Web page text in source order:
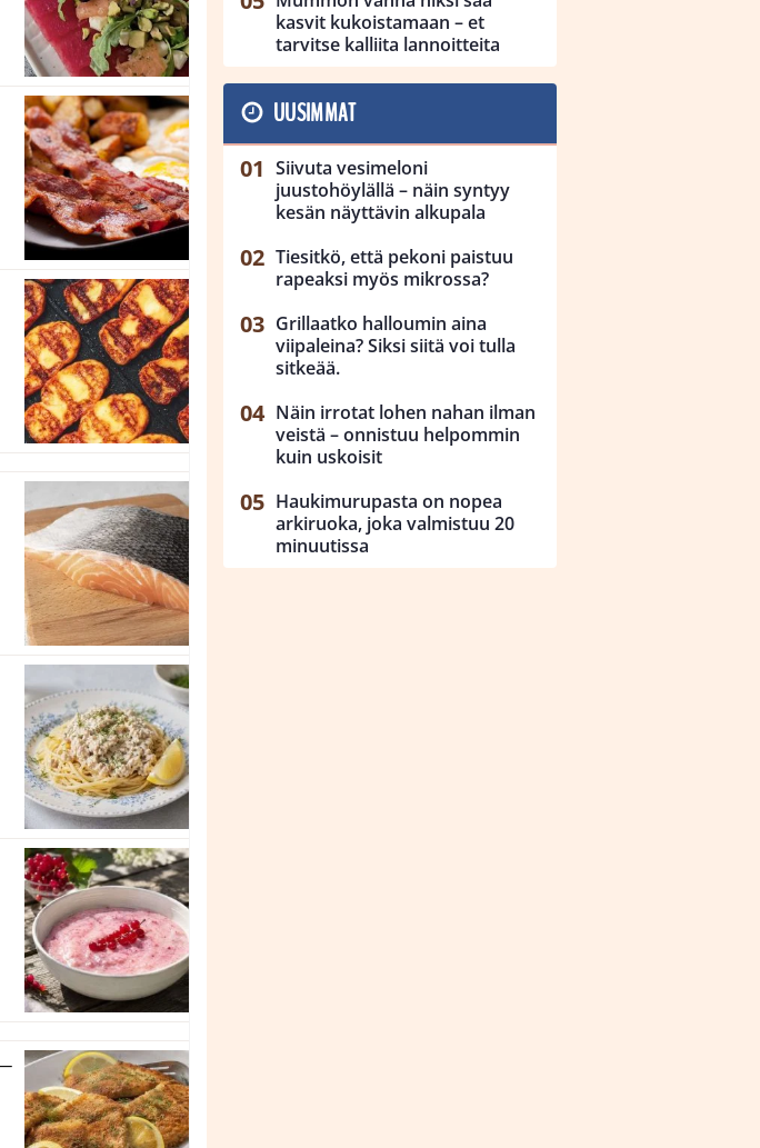
kasvit kukoistamaan – et
tarvitse kalliita lannoitteita
UUSIMMAT
Siivuta vesimeloni
juustohöylällä – näin syntyy
kesän näyttävin alkupala
Tiesitkö, että pekoni paistuu
rapeaksi myös mikrossa?
Grillaatko halloumin aina
viipaleina? Siksi siitä voi tulla
sitkeää.
Näin irrotat lohen nahan ilman
veistä – onnistuu helpommin
kuin uskoisit
Haukimurupasta on nopea
arkiruoka, joka valmistuu 20
minuutissa